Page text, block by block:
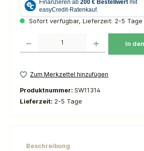
Sofort verfügbar, Lieferzeit: 2-5 Tage
In
Zum Merkzettel hinzufügen
Produktnummer: SW11314
Lieferzeit: 2-5 Tage
Beschreibung